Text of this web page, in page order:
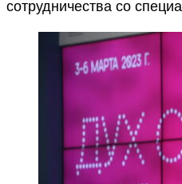
сотрудничества со